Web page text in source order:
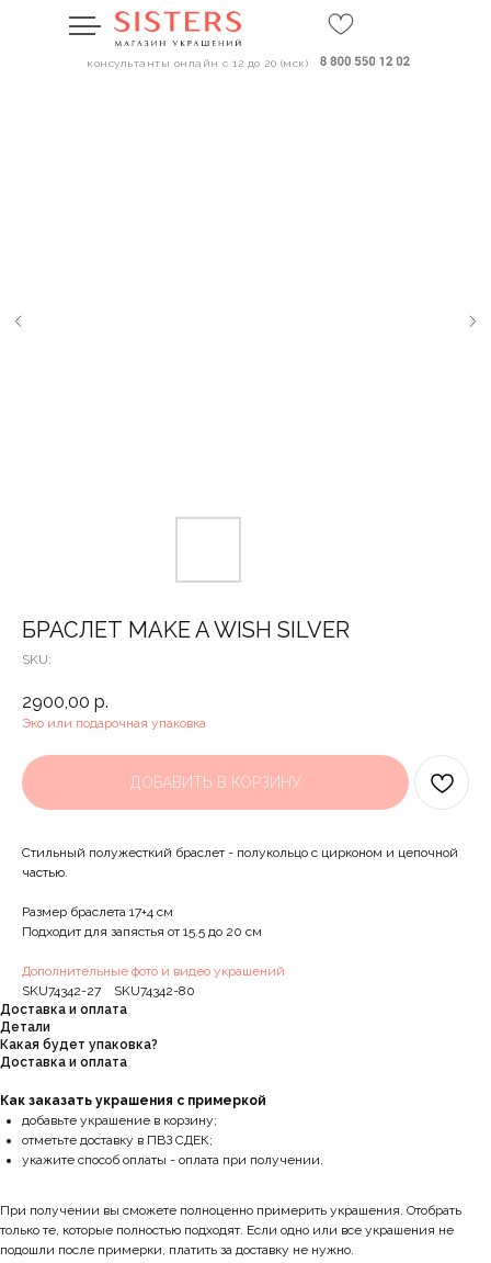
консультанты онлайн с 12 до 20 (мск)
БРАСЛЕТ MAKE A WISH SILVER
SKU:
2900,00 р.
Эко или подарочная упаковка
ДОБАВИТЬ В КОРЗИНУ
Стильный полужесткий браслет - полукольцо с цирконом и цепочной
частью.
Размер браслета 17+4 см
Подходит для запястья от 15.5 до 20 см
Дополнительные фото и видео украшений
SKU74342-27 SKU74342-80
Доставка и оплата
Детали
Какая будет упаковка?
Доставка и оплата
Как заказать украшения с примеркой
добавьте украшение в корзину;
отметьте доставку в ПВЗ СДЕК;
укажите способ оплаты - оплата при получении.
При получении вы сможете полноценно примерить украшения. Отобрать
только те, которые полностью подходят. Если одно или все украшения не
подошли после примерки, платить за доставку не нужно.